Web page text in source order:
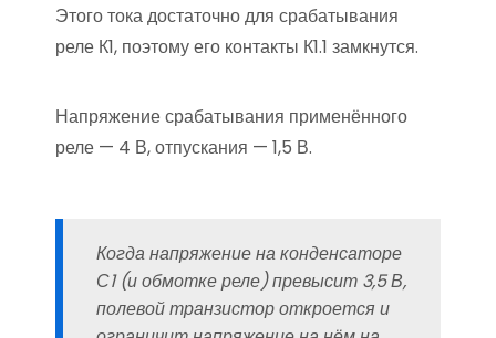
Этого тока достаточно для срабатывания
реле К1, поэтому его контакты К1.1 замкнутся.
Напряжение срабатывания применённого
реле — 4 В, отпускания — 1,5 В.
Когда напряжение на конденсаторе
С1 (и обмотке реле) превысит 3,5 В,
полевой транзистор откроется и